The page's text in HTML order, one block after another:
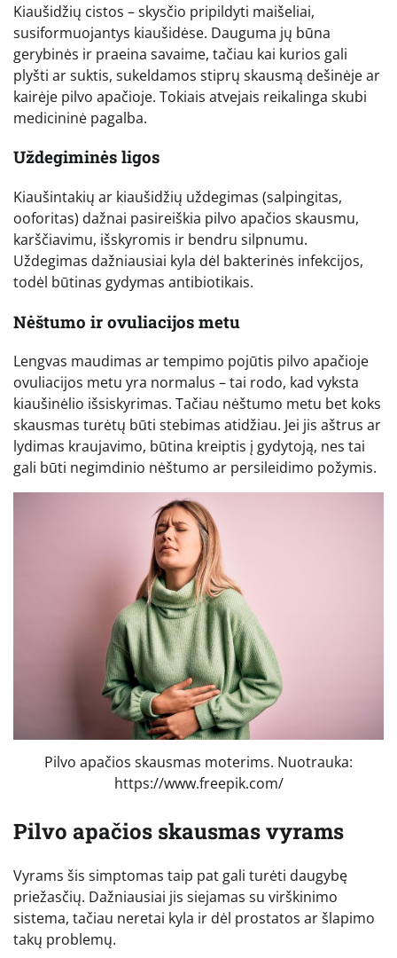
Kiaušidžių cistos – skysčio pripildyti maišeliai,
susiformuojantys kiaušidėse. Dauguma jų būna
gerybinės ir praeina savaime, tačiau kai kurios gali
plyšti ar suktis, sukeldamos stiprų skausmą dešinėje ar
kairėje pilvo apačioje. Tokiais atvejais reikalinga skubi
medicininė pagalba.
Uždegiminės ligos
Kiaušintakių ar kiaušidžių uždegimas (salpingitas,
ooforitas) dažnai pasireiškia pilvo apačios skausmu,
karščiavimu, išskyromis ir bendru silpnumu.
Uždegimas dažniausiai kyla dėl bakterinės infekcijos,
todėl būtinas gydymas antibiotikais.
Nėštumo ir ovuliacijos metu
Lengvas maudimas ar tempimo pojūtis pilvo apačioje
ovuliacijos metu yra normalus – tai rodo, kad vyksta
kiaušinėlio išsiskyrimas. Tačiau nėštumo metu bet koks
skausmas turėtų būti stebimas atidžiau. Jei jis aštrus ar
lydimas kraujavimo, būtina kreiptis į gydytoją, nes tai
gali būti negimdinio nėštumo ar persileidimo požymis.
Pilvo apačios skausmas moterims. Nuotrauka:
https://www.freepik.com/
Pilvo apačios skausmas vyrams
Vyrams šis simptomas taip pat gali turėti daugybę
priežasčių. Dažniausiai jis siejamas su virškinimo
sistema, tačiau neretai kyla ir dėl prostatos ar šlapimo
takų problemų.